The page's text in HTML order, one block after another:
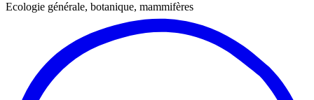
Ecologie générale, botanique, mammifères